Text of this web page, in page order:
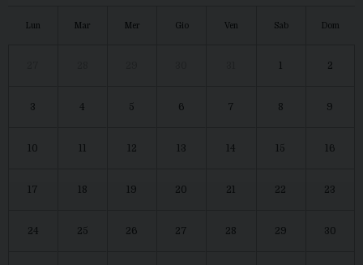
Lun Mar Mer Gio Ven Sab Dom
2
3 4 5 6 7 8 9
10 12 13 14 15 16
17 18 19 20 21 22 23
24 25 26 27 28 29 30